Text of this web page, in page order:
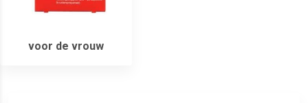
voor de vrouw